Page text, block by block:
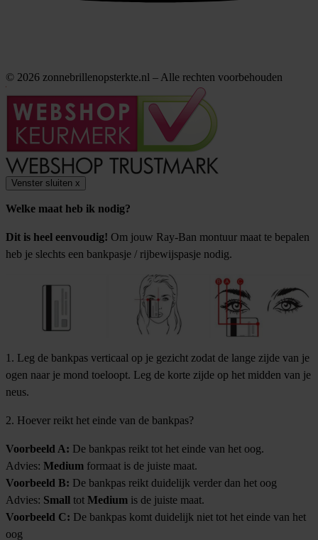
© 2026 zonnebrillenopsterkte.nl – Alle rechten voorbehouden
Venster sluiten x
Welke maat heb ik nodig?
Dit is heel eenvoudig! Om jouw Ray-Ban montuur maat te bepalen
heb je slechts een bankpasje / rijbewijspasje nodig.
1. Leg de bankpas verticaal op je gezicht zodat de lange zijde van je
ogen naar je mond toeloopt. Leg de korte zijde op het midden van je
neus.
2. Hoever reikt het einde van de bankpas?
Voorbeeld A: De bankpas reikt tot het einde van het oog.
Advies: Medium formaat is de juiste maat.
Voorbeeld B: De bankpas reikt duidelijk verder dan het oog
Advies: Small tot Medium is de juiste maat.
Voorbeeld C: De bankpas komt duidelijk niet tot het einde van het
oog